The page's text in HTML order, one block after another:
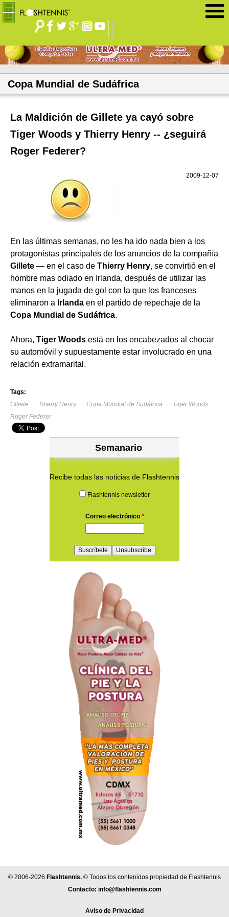
Copa Mundial de Sudáfrica
La Maldición de Gillete ya cayó sobre
Tiger Woods y Thierry Henry -- ¿seguirá
Roger Federer?
2009-12-07
En las últimas semanas, no les ha ido nada bien a los
protagonistas principales de los anuncios de la compañía
Gillete — en el caso de Thierry Henry, se convirtió en el
hombre mas odiado en Irlanda, después de utilizar las
manos en la jugada de gol con la que los franceses
eliminaron a Irlanda en el partido de repechaje de la
Copa Mundial de Sudáfrica.
Ahora, Tiger Woods está en los encabezados al chocar
su automóvil y supuestamente estar involucrado en una
relación extramarital.
Tags:
Gillete
Thierry Henry Copa Mundial de Sudáfrica
Tiger Woods
Roger Federer
Semanario
Recibe todas las noticias de Flashtennis
Flashtennis newsletter
Correo electrónico *
© 2006-2026 Flashtennis. © Todos los contenidos propiedad de Flashtennis
Contacto: info@flashtennis.com
Aviso de Privacidad